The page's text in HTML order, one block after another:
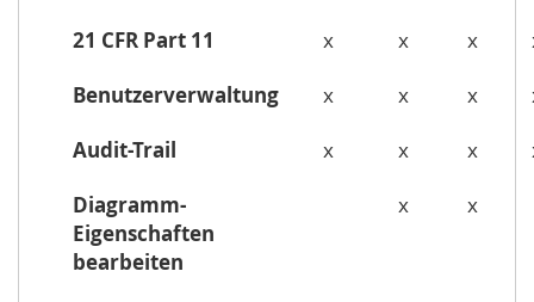
21 CFR Part 11 x x x
Benutzerverwaltung
x x x
Audit-Trail
x x x
Diagramm-
Eigenschaften
bearbeiten
x x